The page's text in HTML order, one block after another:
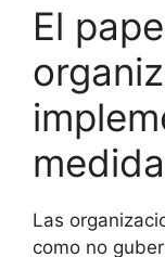
El
Las
como no